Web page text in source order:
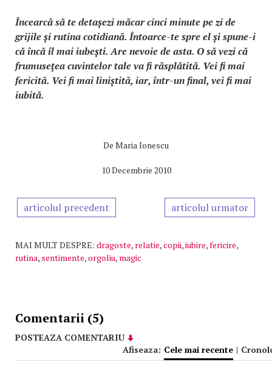
Încearcă să te detaşezi măcar cinci minute pe zi de
grijile şi rutina cotidiană. Întoarce-te spre el şi spune-i
că încă îl mai iubeşti. Are nevoie de asta. O să vezi că
frumuseţea cuvintelor tale va fi răsplătită. Vei fi mai
fericită. Vei fi mai liniştită, iar, într-un final, vei fi mai
iubită.
De Maria Ionescu
10 Decembrie 2010
articolul precedent articolul urmator
MAI MULT DESPRE: dragoste, relatie,copii,iubire,fericire,
rutina, sentimente,orgoliu, magic
Comentarii (5)
POSTEAZA COMENTARIU
Afiseaza: Cele mai recente |